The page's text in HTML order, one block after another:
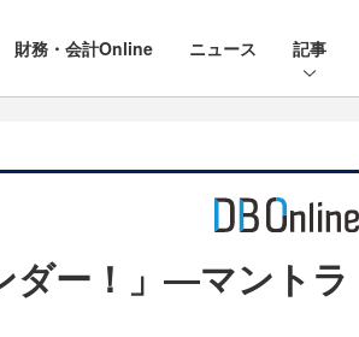
財務・会計Online ニュース 記事
ダー！」―マントラ